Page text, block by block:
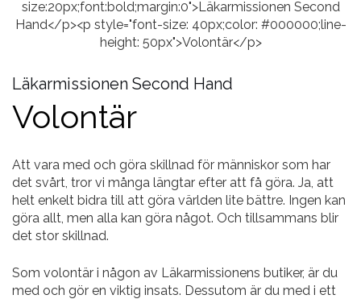
Läkarmissionen Second Hand
Volontär
Att vara med och göra skillnad för människor som har
det svårt, tror vi många längtar efter att få göra. Ja, att
helt enkelt bidra till att göra världen lite bättre. Ingen kan
göra allt, men alla kan göra något. Och tillsammans blir
det stor skillnad.
Som volontär i någon av Läkarmissionens butiker, är du
med och gör en viktig insats. Dessutom är du med i ett